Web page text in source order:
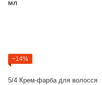
−14%
5/4 Крем-фарба для волосся